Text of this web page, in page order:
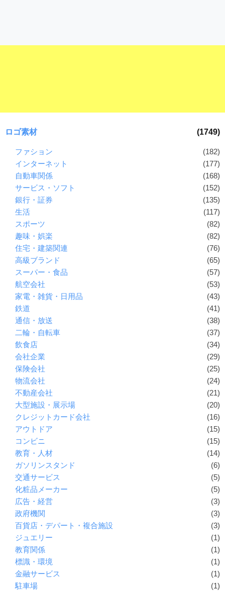
ロゴ素材 (1749)
ファション
(182)
インターネット
(177)
自動車関係
(168)
サービス・ソフト
(152)
銀行・証券
(135)
生活
(117)
スポーツ
(82)
趣味・娯楽
(82)
住宅・建築関連
(76)
高級ブランド
(65)
スーパー・食品
(57)
航空会社
(53)
家電・雑貨・日用品
(43)
鉄道
(41)
通信・放送
(38)
二輪・自転車
(37)
飲食店
(34)
会社企業
(29)
保険会社
(25)
物流会社
(24)
不動産会社
(21)
大型施設・展示場
(20)
クレジットカード会社
(16)
アウトドア
(15)
コンビニ
(15)
教育・人材
(14)
ガソリンスタンド
(6)
交通サービス
(5)
化粧品メーカー
(5)
広告・経営
(3)
政府機関
(3)
百貨店・デパート・複合施設
(3)
ジュエリー
(1)
教育関係
(1)
標識・環境
(1)
金融サービス
(1)
駐車場
(1)